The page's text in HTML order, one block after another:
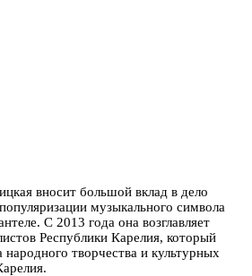
вносит большой вклад в дело
музыкального символа
С 2013 года она возглавляет
Республики Карелия, который
народного творчества и культурных